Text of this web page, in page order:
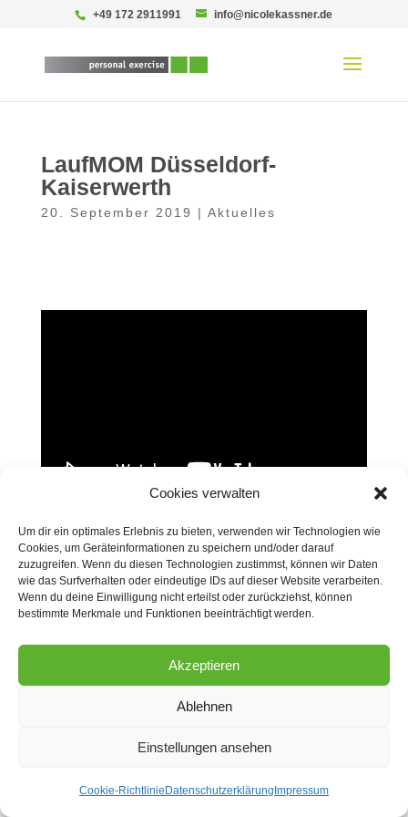
Cookies verwalten
Um dir ein optimales Erlebnis zu bieten, verwenden wir Technologien wie
Cookies, um Geräteinformationen zu speichern und/oder darauf
zuzugreifen. Wenn du diesen Technologien zustimmst, können wir Daten
wie das Surfverhalten oder eindeutige IDs auf dieser Website verarbeiten.
Wenn du deine Einwilligung nicht erteilst oder zurückziehst, können
bestimmte Merkmale und Funktionen beeinträchtigt werden.
Akzeptieren
Ablehnen
Einstellungen ansehen
Cookie-Richtlinie Datenschutzerklärung Impressum
+49 172 2911991 info@nicolekassner.de
LaufMOM Düsseldorf-
Kaiserwerth
20. September 2019 | Aktuelles